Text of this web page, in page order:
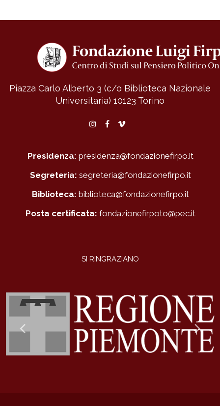
Piazza Carlo Alberto 3 (c/o Biblioteca Nazionale
Universitaria) 10123 Torino
Instagram
Facebook
Vimeo
Presidenza: presidenza@fondazionefirpo.it
Segreteria: segreteria@fondazionefirpo.it
Biblioteca: biblioteca@fondazionefirpo.it
Posta certificata: fondazionefirpoto@pec.it
SI RINGRAZIANO
Previous
Slide